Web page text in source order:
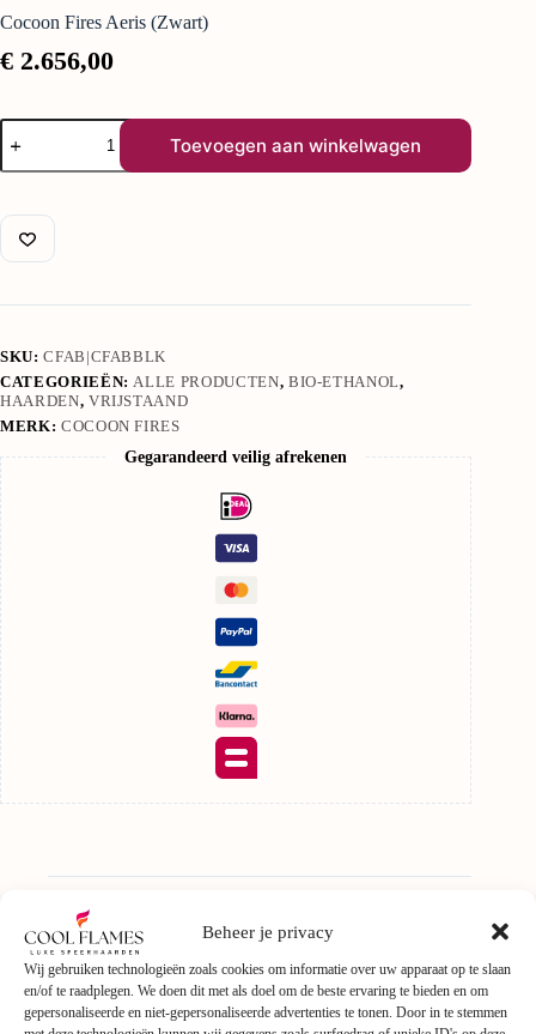
Beheer je privacy
Wij gebruiken technologieën zoals cookies om informatie over uw apparaat op te slaan
en/of te raadplegen. We doen dit met als doel om de beste ervaring te bieden en om
gepersonaliseerde en niet-gepersonaliseerde advertenties te tonen. Door in te stemmen
Cocoon Fires Aeris (Zwart)
€ 2.656,00
Toevoegen aan winkelwagen
SKU:CFAB|CFABBLK
CATEGORIEËN: ALLE PRODUCTEN, BIO-ETHANOL,
HAARDEN, VRIJSTAAND
MERK: COCOON FIRES
Gegarandeerd veilig afrekenen
Aanvullende informatie